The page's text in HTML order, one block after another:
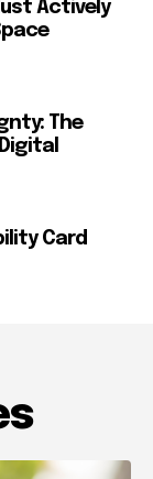
Actively
The
Card